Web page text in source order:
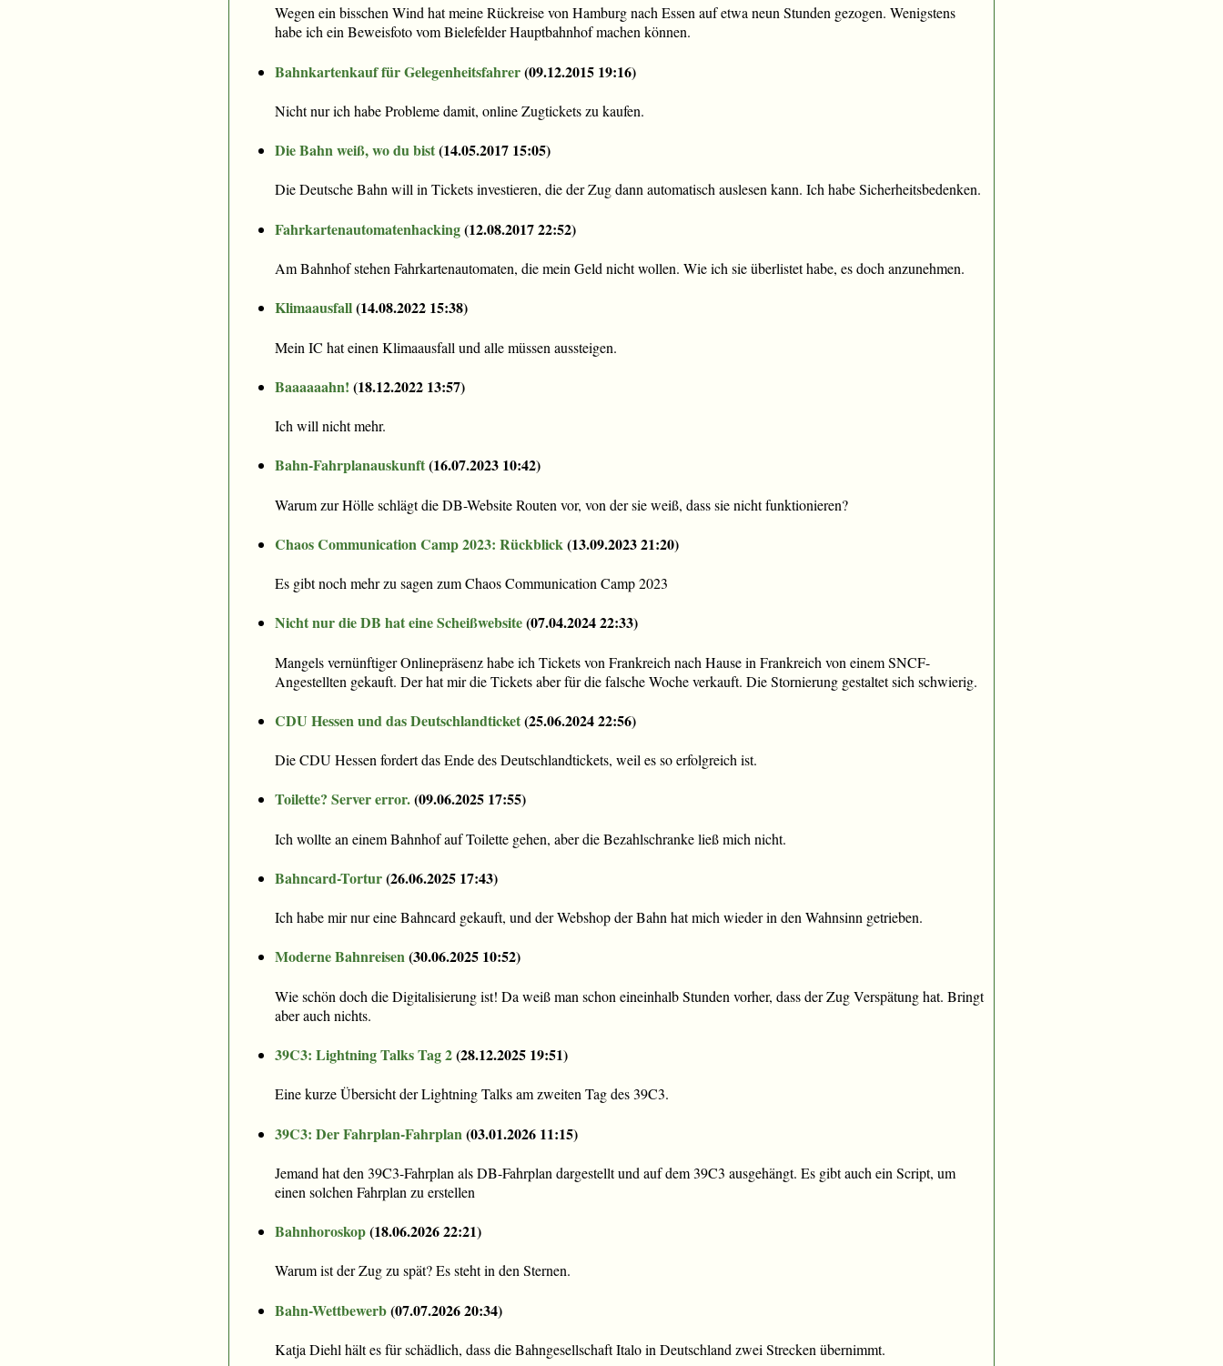
Wegen ein bisschen Wind hat meine Rückreise von Hamburg nach Essen auf etwa neun Stunden gezogen. Wenigstens
habe ich ein Beweisfoto vom Bielefelder Hauptbahnhof machen können.
Bahnkartenkauf für Gelegenheitsfahrer(09.12.2015 19:16)
Nicht nur ich habe Probleme damit, online Zugtickets zu kaufen.
Die Bahn weiß, wo du bist(14.05.2017 15:05)
Die Deutsche Bahn will in Tickets investieren, die der Zug dann automatisch auslesen kann. Ich habe Sicherheitsbedenken.
Fahrkartenautomatenhacking(12.08.2017 22:52)
Am Bahnhof stehen Fahrkartenautomaten, die mein Geld nicht wollen. Wie ich sie überlistet habe, es doch anzunehmen.
Klimaausfall(14.08.2022 15:38)
Mein IC hat einen Klimaausfall und alle müssen aussteigen.
Baaaaaahn! (18.12.2022 13:57)
Ich will nicht mehr.
Bahn-Fahrplanauskunft(16.07.2023 10:42)
Warum zur Hölle schlägt die DB-Website Routen vor, von der sie weiß, dass sie nicht funktionieren?
Chaos Communication Camp 2023: Rückblick(13.09.2023 21:20)
Es gibt noch mehr zu sagen zum Chaos Communication Camp 2023
Nicht nur die DB hat eine Scheißwebsite(07.04.2024 22:33)
Mangels vernünftiger Onlinepräsenz habe ich Tickets von Frankreich nach Hause in Frankreich von einem SNCF-
Angestellten gekauft. Der hat mir die Tickets aber für die falsche Woche verkauft. Die Stornierung gestaltet sich schwierig.
CDU Hessen und das Deutschlandticket(25.06.2024 22:56)
Die CDU Hessen fordert das Ende des Deutschlandtickets, weil es so erfolgreich ist.
Toilette? Server error.(09.06.2025 17:55)
Ich wollte an einem Bahnhof auf Toilette gehen, aber die Bezahlschranke ließ mich nicht.
Bahncard-Tortur(26.06.2025 17:43)
Ich habe mir nur eine Bahncard gekauft, und der Webshop der Bahn hat mich wieder in den Wahnsinn getrieben.
Moderne Bahnreisen(30.06.2025 10:52)
Wie schön doch die Digitalisierung ist! Da weiß man schon eineinhalb Stunden vorher, dass der Zug Verspätung hat. Bringt
aber auch nichts.
39C3: Lightning Talks Tag 2(28.12.2025 19:51)
Eine kurze Übersicht der Lightning Talks am zweiten Tag des 39C3.
39C3: Der Fahrplan-Fahrplan (03.01.2026 11:15)
Jemand hat den 39C3-Fahrplan als DB-Fahrplan dargestellt und auf dem 39C3 ausgehängt. Es gibt auch ein Script, um
einen solchen Fahrplan zu erstellen
Bahnhoroskop(18.06.2026 22:21)
Warum ist der Zug zu spät? Es steht in den Sternen.
Bahn-Wettbewerb(07.07.2026 20:34)
Katja Diehl hält es für schädlich, dass die Bahngesellschaft Italo in Deutschland zwei Strecken übernimmt.